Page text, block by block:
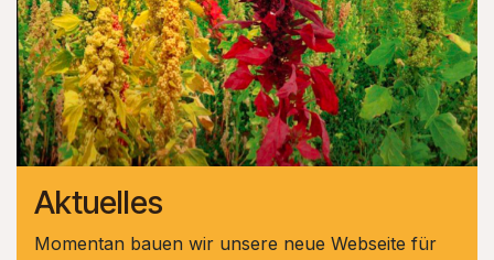
Aktuelles
Momentan bauen wir unsere neue Webseite für